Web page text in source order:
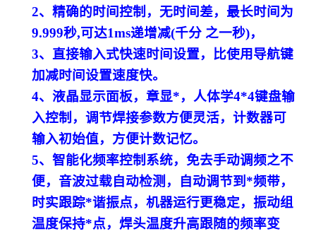
2、精确的时间控制，无时间差，最长时间为
9.999秒,可达1ms递增减(千分 之一秒)，
3、直接输入式快速时间设置，比使用导航键
加减时间设置速度快。
4、液晶显示面板，章显*，人体学4*4键盘输
入控制，调节焊接参数方便灵活，计数器可
输入初始值，方便计数记忆。
5、智能化频率控制系统，免去手动调频之不
便，音波过载自动检测，自动调节到*频带，
时实跟踪*谐振点，机器运行更稳定，振动组
温度保持*点，焊头温度升高跟随的频率变